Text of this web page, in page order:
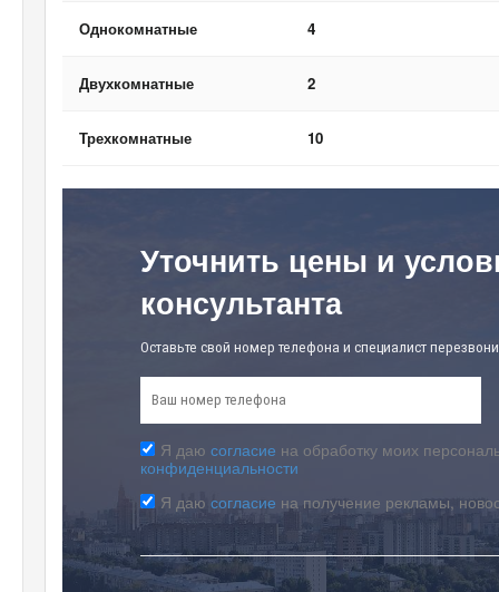
Однокомнатные 4
Двухкомнатные 2
Трехкомнатные 10
Уточнить цены и
консультанта
Оставьте свой номер телефона и специалист
Я даю согласие на обработку моих
конфиденциальности
Я даю согласие на получение рекламы,